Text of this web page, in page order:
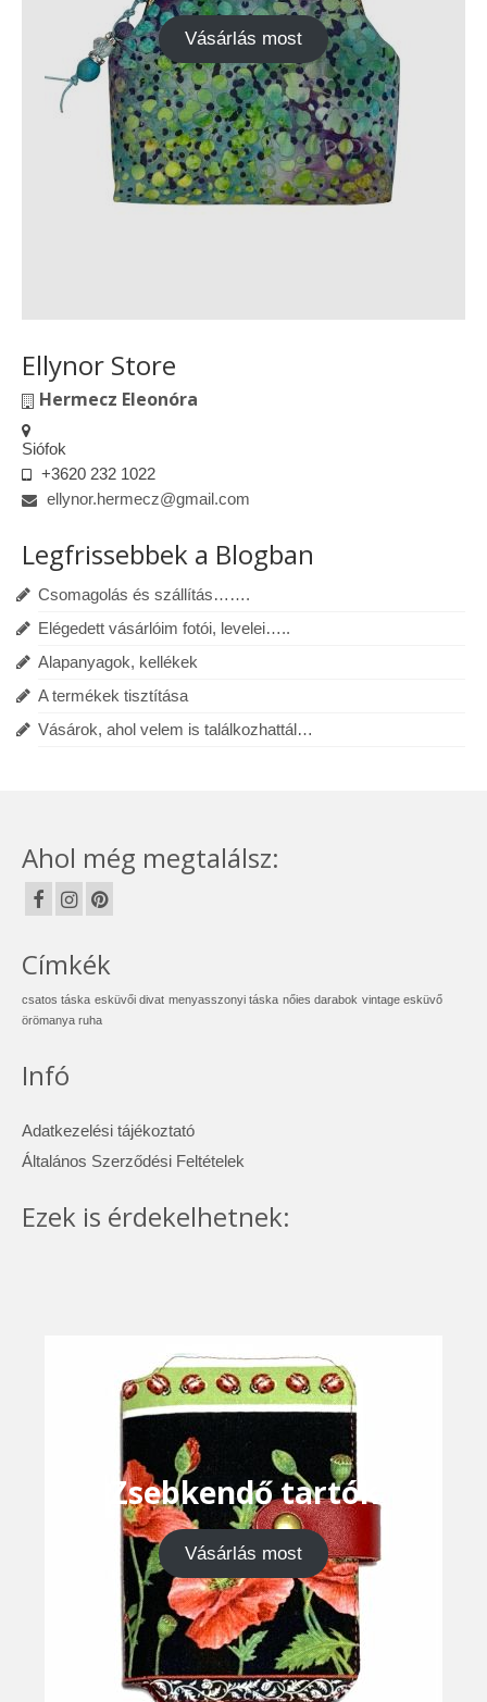
Vásárlás most
Ellynor Store
Hermecz Eleonóra
Siófok
+3620 232 1022
ellynor.hermecz@gmail.com
Legfrissebbek a Blogban
Csomagolás és szállítás…….
Elégedett vásárlóim fotói, levelei…..
Alapanyagok, kellékek
A termékek tisztítása
Vásárok, ahol velem is találkozhattál…
Ahol még megtalálsz:
Címkék
csatos táska esküvői divat menyasszonyi táska nőies darabok vintage esküvő
örömanya ruha
Infó
Adatkezelési tájékoztató
Általános Szerződési Feltételek
Ezek is érdekelhetnek:
Zsebkendő tartók
Vásárlás most